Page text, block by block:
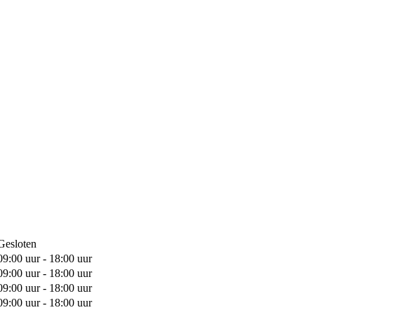
uur - 18:00 uur
uur - 18:00 uur
uur - 18:00 uur
uur - 18:00 uur